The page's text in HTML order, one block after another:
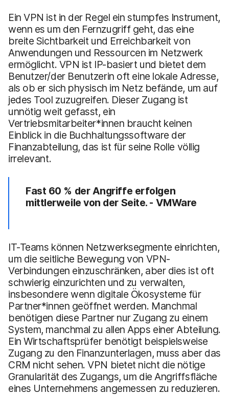
Ein VPN ist in der Regel ein stumpfes Instrument,
wenn es um den Fernzugriff geht, das eine
breite Sichtbarkeit und Erreichbarkeit von
Anwendungen und Ressourcen im Netzwerk
ermöglicht. VPN ist IP-basiert und bietet dem
Benutzer/der Benutzerin oft eine lokale Adresse,
als ob er sich physisch im Netz befände, um auf
jedes Tool zuzugreifen. Dieser Zugang ist
unnötig weit gefasst, ein
Vertriebsmitarbeiter*innen braucht keinen
Einblick in die Buchhaltungssoftware der
Finanzabteilung, das ist für seine Rolle völlig
irrelevant.
Fast 60 % der Angriffe erfolgen
mittlerweile von der Seite. - VMWare
IT-Teams können Netzwerksegmente einrichten,
um die seitliche Bewegung von VPN-
Verbindungen einzuschränken, aber dies ist oft
schwierig einzurichten und zu verwalten,
insbesondere wenn digitale Ökosysteme für
Partner*innen geöffnet werden. Manchmal
benötigen diese Partner nur Zugang zu einem
System, manchmal zu allen Apps einer Abteilung.
Ein Wirtschaftsprüfer benötigt beispielsweise
Zugang zu den Finanzunterlagen, muss aber das
CRM nicht sehen. VPN bietet nicht die nötige
Granularität des Zugangs, um die Angriffsfläche
eines Unternehmens angemessen zu reduzieren.